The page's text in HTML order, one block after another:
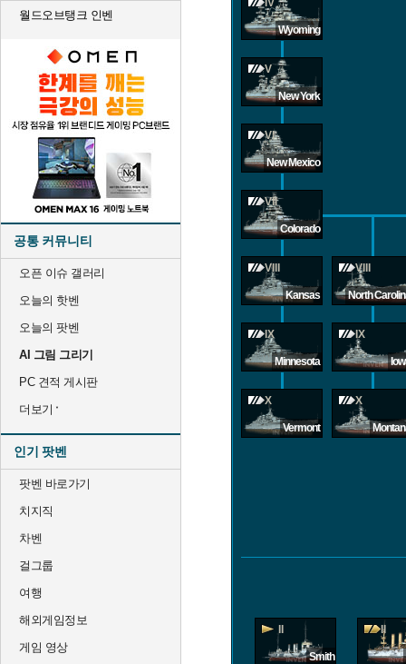
월드오브탱크 인벤
공통 커뮤니티
오픈 이슈 갤러리
오늘의 핫벤
오늘의 팟벤
AI 그림 그리기
PC 견적 게시판
더보기
인기 팟벤
팟벤 바로가기
치지직
차벤
걸그룹
여행
해외게임정보
게임 영상
IV
Wyoming
V
New York
VI
New Mexico
VII
Colorado
VIII
North
IX
X
VIII
Kansas
IX
Minnesota
X
Vermont
Smith
II